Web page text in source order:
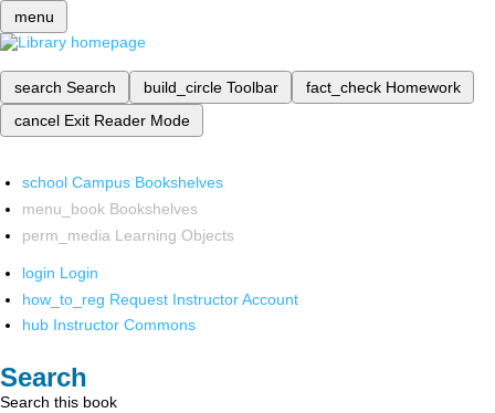
menu
search Search build_circle Toolbar fact_check Homework
cancel Exit Reader Mode
school Campus Bookshelves
menu_book Bookshelves
perm_media Learning Objects
login Login
how_to_reg Request Instructor Account
hub Instructor Commons
Search
Search this book